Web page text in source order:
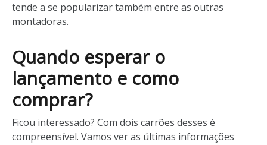
tende a se popularizar também entre as outras
montadoras.
Quando esperar o
lançamento e como
comprar?
Ficou interessado? Com dois carrões desses é
compreensível. Vamos ver as últimas informações